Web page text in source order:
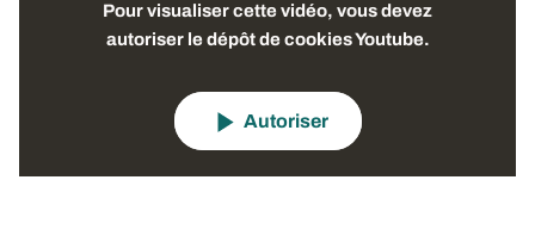
Pour visualiser cette vidéo, vous devez
autoriser le dépôt de cookies Youtube.
Autoriser